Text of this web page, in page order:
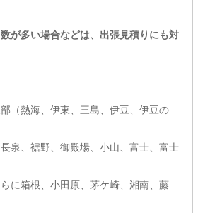
が多い場合などは、出張見積りにも対
（熱海、伊東、三島、伊豆、伊豆の
泉、裾野、御殿場、小山、富士、富士
に箱根、小田原、茅ケ崎、湘南、藤